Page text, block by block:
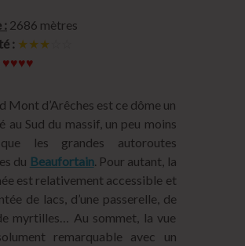
: 2686 mètres
: ★★★
♥♥♥♥
Mont d’Arêches est ce dôme un
au Sud du massif, un peu moins
les grandes autoroutes
du Beaufortain. Pour autant, la
est relativement accessible et
de lacs, d’une passerelle, de
myrtilles… Au sommet, la vue
remarquable avec un